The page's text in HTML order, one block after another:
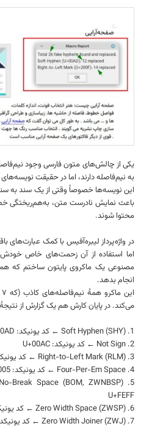
یکی از چالش‌های متون فارسی وجود
به نیم‌فاصله دارند، اما در حقیقت
این نویسه‌ها خصوصاً وقتی از یک سند به
باعث نمایش نادرست متن،
محتوا شوند.
در واژه‌پرداز لیبره‌آفیس با کمک عبارت‌های
اما استفاده از آن زحمت‌های خاص خودش
مصنوعی یک ماکروی پایتون ساختم که
انجام بدهد.
می‌کند. در پایان کارش هم یک گزارش از
1. Soft Hyphen (SHY) ← کد یونیکد: U+00AD
2. Not Sign ← کد یونیکد: U+00AC
3. Right-to-Left Mark (RLM) ← کد یونیکد: U+200F
4. Four-Per-Em Space ← کد یونیکد: U+2005
U+FEFF
6. Zero Width Space (ZWSP) ← کد یونیکد: U+200B
7. Zero Width Joiner (ZWJ) ← کد یونیکد: U+200D